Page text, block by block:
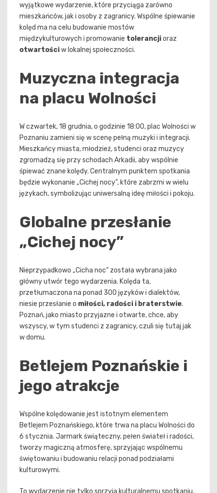
wyjątkowe wydarzenie, które przyciąga zarówno
mieszkańców, jak i osoby z zagranicy. Wspólne śpiewanie
kolęd ma na celu budowanie mostów
międzykulturowych i promowanie tolerancjioraz
otwartościw lokalnej społeczności.
Muzyczna integracja
na placu Wolności
W czwartek, 18 grudnia, o godzinie 18:00, plac Wolności w
Poznaniu zamieni się w scenę pełną muzyki i integracji.
Mieszkańcy miasta, młodzież, studenci oraz muzycy
zgromadzą się przy schodach Arkadii, aby wspólnie
śpiewać znane kolędy. Centralnym punktem spotkania
będzie wykonanie „Cichej nocy”, które zabrzmi w wielu
językach, symbolizując uniwersalną ideę miłości i pokoju.
Globalne przesłanie
„Cichej nocy”
Nieprzypadkowo „Cicha noc” została wybrana jako
główny utwór tego wydarzenia. Kolęda ta,
przetłumaczona na ponad 300 języków i dialektów,
niesie przesłanie o miłości, radości i braterstwie.
Poznań, jako miasto przyjazne i otwarte, chce, aby
wszyscy, w tym studenci z zagranicy, czuli się tutaj jak
w domu.
Betlejem Poznańskie i
jego atrakcje
Wspólne kolędowanie jest istotnym elementem
Betlejem Poznańskiego, które trwa na placu Wolności do
6 stycznia. Jarmark świąteczny, pełen świateł i radości,
tworzy magiczną atmosferę, sprzyjając wspólnemu
świętowaniu i budowaniu relacji ponad podziałami
kulturowymi.